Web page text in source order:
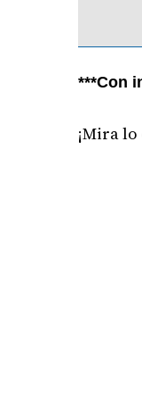
***Con
¡Mira